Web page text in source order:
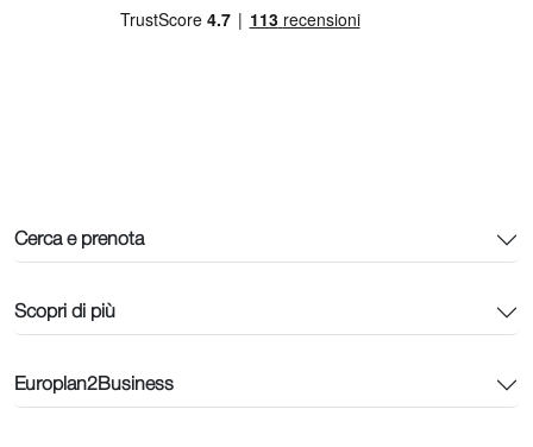
Cerca e prenota
Scopri di più
Europlan2Business